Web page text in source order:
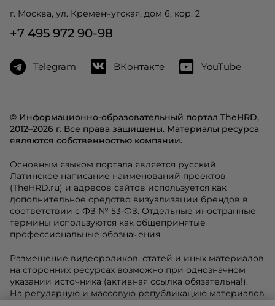
© Информационно-образовательный портал TheHRD,
2012–2026 г. Все права защищены. Материалы ресурса
являются собственностью компании.
Основным языком портала является русский.
Латинское написание наименований проектов
(TheHRD.ru) и адресов сайтов используется как
дополнительное средство визуализации брендов в
соответствии с ФЗ № 53-ФЗ. Отдельные иностранные
термины используются как общепринятые
профессиональные обозначения.
Размещение видеороликов, статей и иных материалов
на сторонних ресурсах возможно при однозначном
указании источника (активная ссылка обязательна!).
На регулярную и массовую републикацию материалов
г. Москва, ул. Кременчугская, дом 6, кор. 2
+7 495 972 90-98
Telegram ВКонтакте YouTube